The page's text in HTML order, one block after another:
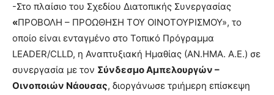
-Στο πλαίσιο του Σχεδίου Διατοπικής Συνεργασίας
«ΠΡΟΒΟΛΗ – ΠΡΟΩΘΗΣΗ ΤΟΥ ΟΙΝΟΤΟΥΡΙΣΜΟΥ», το
οποίο είναι ενταγμένο στο Τοπικό Πρόγραμμα
LEADER/CLLD, η Αναπτυξιακή Ημαθίας (ΑΝ.ΗΜΑ. Α.Ε.) σε
συνεργασία με τον Σύνδεσμο Αμπελουργών –
Οινοποιών Νάουσας, διοργάνωσε τριήμερη επίσκεψη